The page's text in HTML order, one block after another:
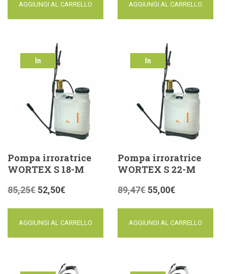
AGGIUNGI AL CARRELLO AGGIUNGI AL CARRELLO
In
Pompa irroratrice
WORTEX S 18-M
85,25€ 52,50€
AGGIUNGI AL CARRELLO
In
Pompa irroratrice
WORTEX S 22-M
89,47€ 55,00€
AGGIUNGI AL CARRELLO